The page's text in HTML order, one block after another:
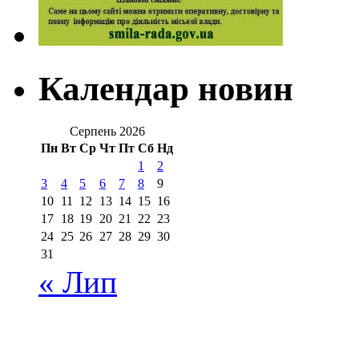
Календар новин
Серпень 2026
Пн Вт Ср Чт Пт Сб Нд
1
2
3
4 5 6 7 8
9
10 11 12 13 14 15 16
17 18 19 20 21 22 23
24 25 26 27 28 29 30
31
« Лип